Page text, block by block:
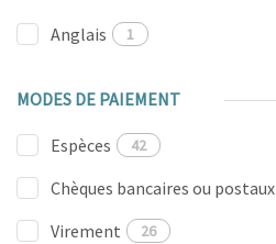
Anglais 1
MODES DE PAIEMENT
Espèces 42
Chèques bancaires ou postaux
Virement 26